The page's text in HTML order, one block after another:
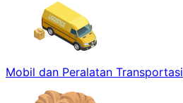
Mobil dan Peralatan Transportasi